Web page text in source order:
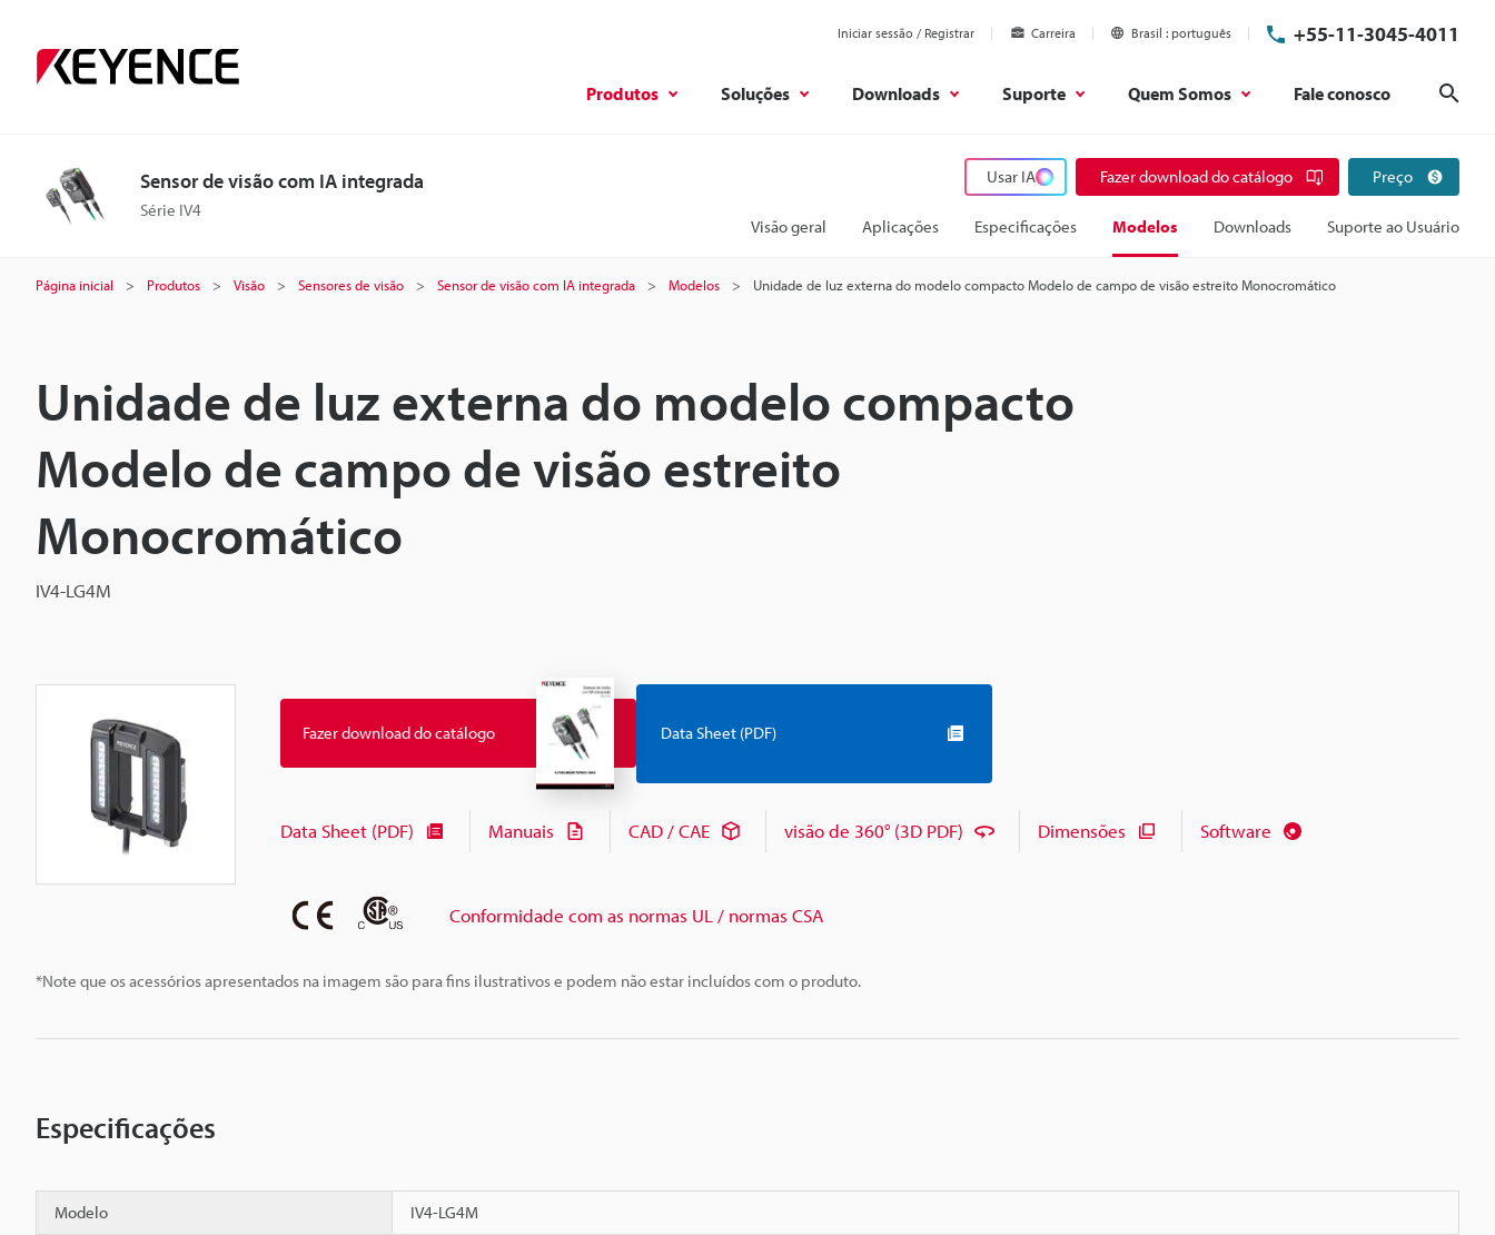
Iniciar sessão / Registrar Carreira Brasil português +55-11-3045-4011
Produtos Soluções Downloads Suporte Quem Somos Fale conosco
Sensor de visão com IA integrada
Série IV4
Usar IA Fazer download do catálogo Preço
Visão geral Aplicações Especificações Modelos Downloads Suporte ao Usuário
Página inicial Produtos Visão Sensores de visão Sensor de visão com IA integrada Modelos Unidade de luz externa do modelo compacto Modelo de campo de visão estreito Monocromático
Unidade de luz externa do modelo compacto
Modelo de campo de visão estreito
Monocromático
IV4-LG4M
*Note que os acessórios apresentados na imagem são para fins ilustrativos e podem não estar incluídos com o produto.
Fazer download do catálogo Data Sheet (PDF)
Data Sheet (PDF) Manuais CAD / CAE visão de 360° (3D PDF) Dimensões Software
Conformidade com as normas UL / normas CSA
Especificações
Modelo IV4-LG4M